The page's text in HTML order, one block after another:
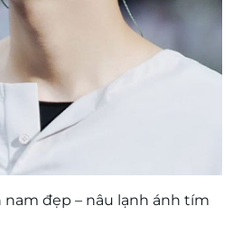
nam đẹp – nâu lạnh ánh tím